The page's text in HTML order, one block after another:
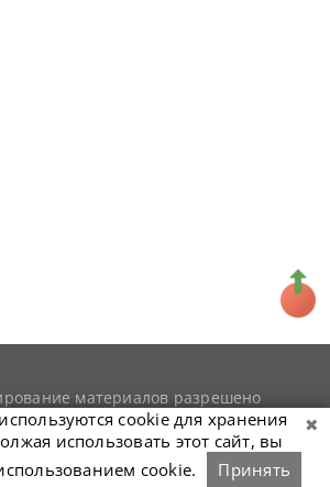
материалов разрешено
гиперссылки наsnookerist.ru
cookie для хранения
использовать этот сайт, вы
cookie.
Принять